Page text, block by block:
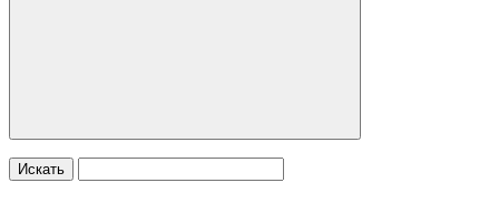
Искать